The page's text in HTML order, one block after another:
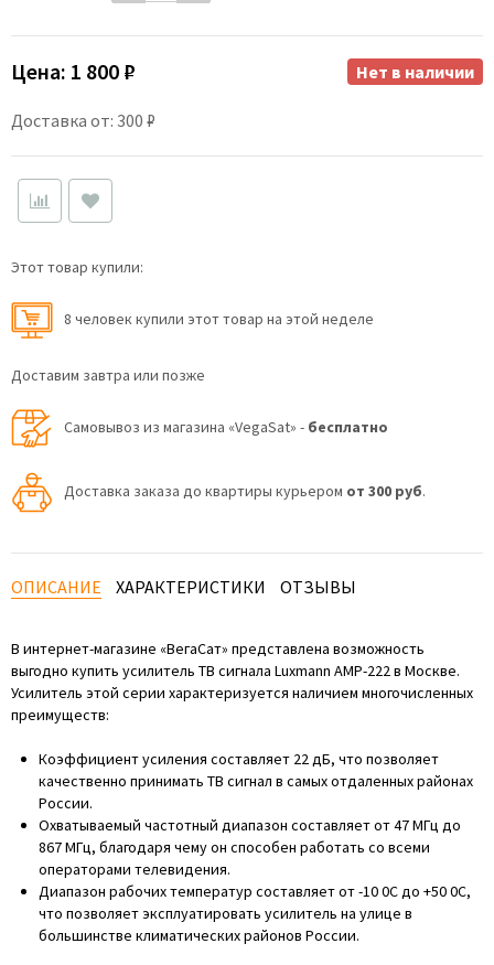
Цена: 1 800 ₽
Доставка от: 300 ₽
Нет в наличии
Этот товар купили:
8 человек купили этот товар на этой неделе
Доставим завтра или позже
Самовывоз из магазина «VegaSat» - бесплатно
Доставка заказа до квартиры курьером от 300 руб.
ОПИСАНИЕ ХАРАКТЕРИСТИКИ ОТЗЫВЫ
В интернет-магазине «ВегаСат» представлена возможность
выгодно купить усилитель ТВ сигнала Luxmann AMP-222 в Москве.
Усилитель этой серии характеризуется наличием многочисленных
преимуществ:
Коэффициент усиления составляет 22 дБ, что позволяет
качественно принимать ТВ сигнал в самых отдаленных районах
России.
Охватываемый частотный диапазон составляет от 47 МГц до
867 МГц, благодаря чему он способен работать со всеми
операторами телевидения.
Диапазон рабочих температур составляет от -10 0С до +50 0С,
что позволяет эксплуатировать усилитель на улице в
большинстве климатических районов России.